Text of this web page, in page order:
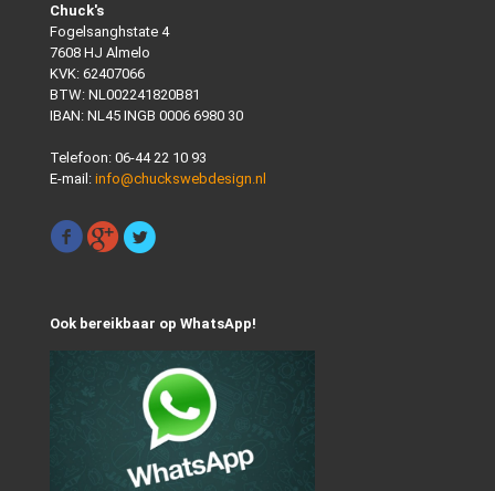
Chuck's
Fogelsanghstate 4
7608 HJ Almelo
KVK: 62407066
BTW: NL002241820B81
IBAN: NL45 INGB 0006 6980 30
Telefoon: 06-44 22 10 93
E-mail: info@chuckswebdesign.nl
Ook bereikbaar op WhatsApp!